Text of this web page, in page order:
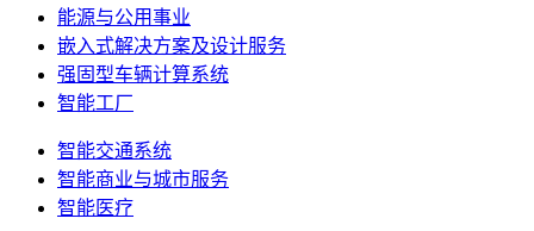
能源与公用事业
嵌入式解决方案及设计服务
强固型车辆计算系统
智能工厂
智能交通系统
智能商业与城市服务
智能医疗